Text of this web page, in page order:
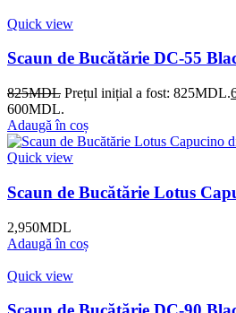
Quick view
Scaun de Bucătărie DC-55
825MDL Prețul inițial a fost: 825MDL.
600MDL.
Adaugă în coș
Quick view
Scaun de Bucătărie Lotus
2,950MDL
Adaugă în coș
Quick view